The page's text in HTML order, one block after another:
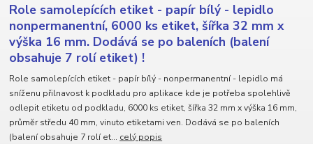
Role samolepících etiket - papír bílý - lepidlo
nonpermanentní, 6000 ks etiket, šířka 32 mm x
výška 16 mm. Dodává se po baleních (balení
obsahuje 7 rolí etiket) !
Role samolepících etiket - papír bílý - nonpermanentní - lepidlo má
sníženu přilnavost k podkladu pro aplikace kde je potřeba spolehlivě
odlepit etiketu od podkladu, 6000 ks etiket, šířka 32 mm x výška 16 mm,
průměr středu 40 mm, vinuto etiketami ven. Dodává se po baleních
(balení obsahuje 7 rolí et... celý popis